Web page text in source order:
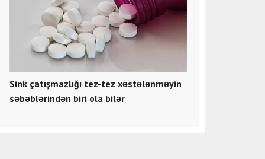
Sink çatışmazlığı tez-tez xəstələnməyin
səbəblərindən biri ola bilər